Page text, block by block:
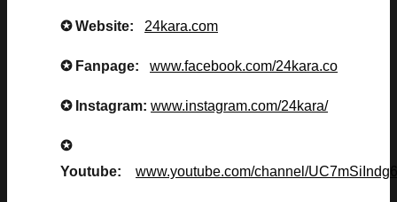
✪ Website: 24kara.com
✪ Fanpage: www.facebook.com/24kara.co
✪ Instagram: www.instagram.com/24kara/
✪
Youtube: www.youtube.com/channel/